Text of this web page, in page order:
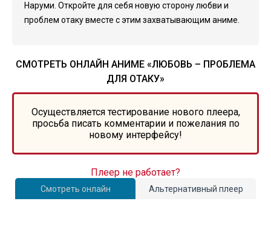
Наруми. Откройте для себя новую сторону любви и
проблем отаку вместе с этим захватывающим аниме.
СМОТРЕТЬ ОНЛАЙН АНИМЕ «ЛЮБОВЬ – ПРОБЛЕМА
ДЛЯ ОТАКУ»
Осуществляется тестирование нового плеера,
просьба писать комментарии и пожелания по
новому интерфейсу!
Смотреть онлайн Альтернативный плеер
Плеер не работает?